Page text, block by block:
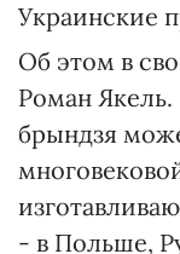
Украинские
Об этом в
Роман Якель.
брындзя
- в Польше,